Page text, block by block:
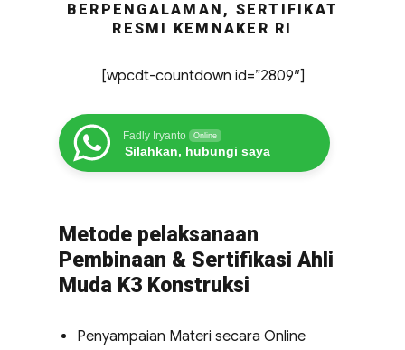
BERPENGALAMAN, SERTIFIKAT
RESMI KEMNAKER RI
[wpcdt-countdown id=”2809″]
Fadly Iryanto Online
Silahkan, hubungi saya
Metode pelaksanaan
Pembinaan & Sertifikasi Ahli
Muda K3 Konstruksi
Penyampaian Materi secara Online